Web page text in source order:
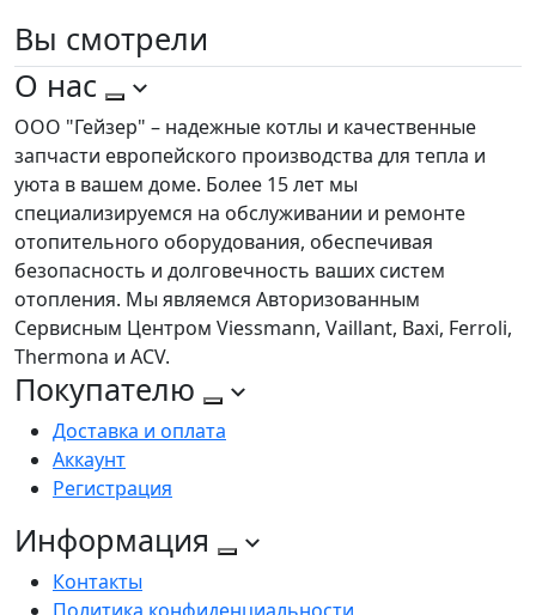
Вы смотрели
О нас
ООО "Гейзер" – надежные котлы и качественные
запчасти европейского производства для тепла и
уюта в вашем доме. Более 15 лет мы
специализируемся на обслуживании и ремонте
отопительного оборудования, обеспечивая
безопасность и долговечность ваших систем
отопления. Мы являемся Авторизованным
Сервисным Центром Viessmann, Vaillant, Baxi, Ferroli,
Thermona и ACV.
Покупателю
Доставка и оплата
Аккаунт
Регистрация
Информация
Контакты